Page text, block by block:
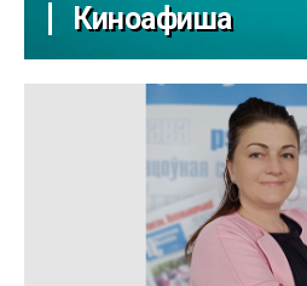
Киноафиша